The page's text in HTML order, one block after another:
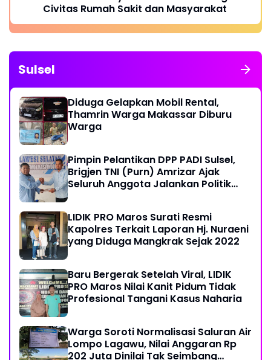
Civitas Rumah Sakit dan Masyarakat
Sulsel
Diduga Gelapkan Mobil Rental,
Thamrin Warga Makassar Diburu
Warga
Pimpin Pelantikan DPP PADI Sulsel,
Brigjen TNI (Purn) Amrizar Ajak
Seluruh Anggota Jalankan Politik
LIDIK PRO Maros Surati Resmi
Kapolres Terkait Laporan Hj. Nuraeni
yang Diduga Mangkrak Sejak 2022
Baru Bergerak Setelah Viral, LIDIK
PRO Maros Nilai Kanit Pidum Tidak
Profesional Tangani Kasus Naharia
Warga Soroti Normalisasi Saluran Air
Lompo Lagawu, Nilai Anggaran Rp
202 Juta Dinilai Tak Seimbang